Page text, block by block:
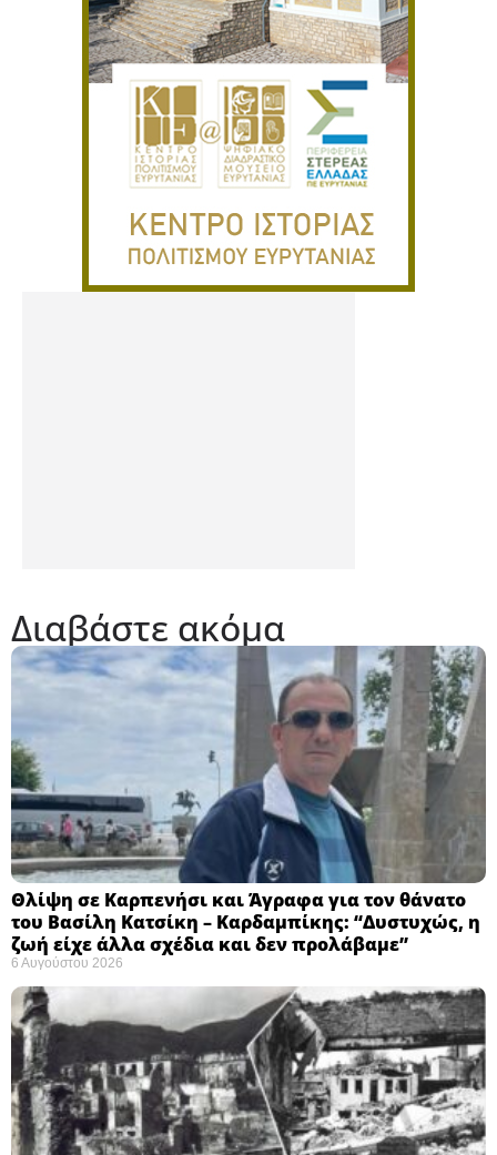
Διαβάστε ακόμα
Θλίψη σε Καρπενήσι και Άγραφα για τον θάνατο
του Βασίλη Κατσίκη – Καρδαμπίκης: “Δυστυχώς, η
ζωή είχε άλλα σχέδια και δεν προλάβαμε”
6 Αυγούστου 2026